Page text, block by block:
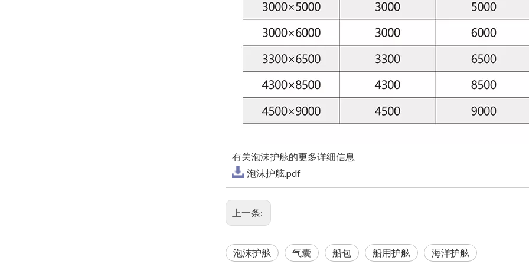
有关泡沫护舷的更多详细信息
泡沫护舷.pdf
上一条:
泡沫护舷 气囊 船包 船用护舷 海洋护舷